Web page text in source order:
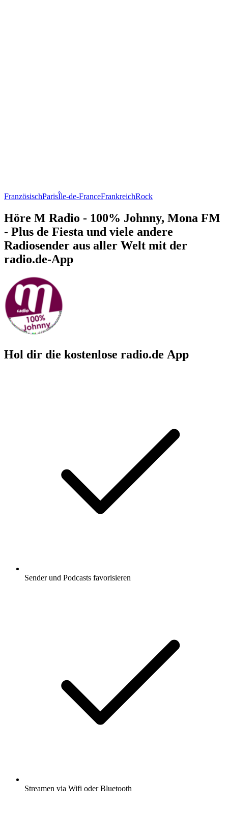
FranzösischParisÎle-de-FranceFrankreichRock
Höre M Radio - 100% Johnny, Mona FM
- Plus de Fiesta und viele andere
Radiosender aus aller Welt mit der
radio.de-App
Hol dir die kostenlose radio.de App
Sender und Podcasts favorisieren
Streamen via Wifi oder Bluetooth